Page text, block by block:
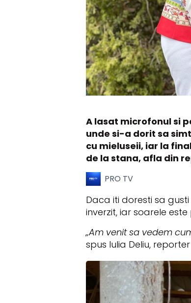
A lasat microfonul si
unde si-a dorit sa
cu mieluseii, iar la
de la stana, afla din
PRO TV
Daca iti doresti sa
inverzit, iar soarele
„Am venit sa vedem
spus Iulia Deliu, reporter